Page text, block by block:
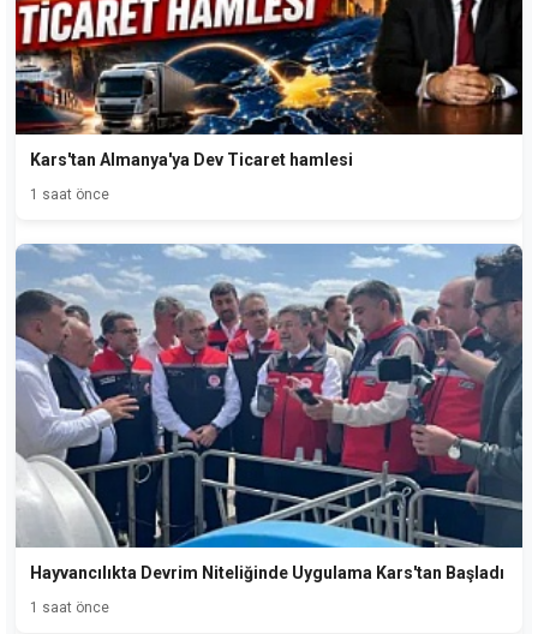
Kars'tan Almanya'ya Dev Ticaret hamlesi
1 saat önce
Hayvancılıkta Devrim Niteliğinde Uygulama Kars'tan Başladı
1 saat önce